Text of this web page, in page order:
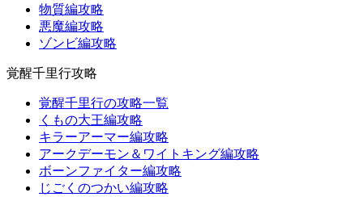
物質編攻略
悪魔編攻略
ゾンビ編攻略
覚醒千里行攻略
覚醒千里行の攻略一覧
くもの大王編攻略
キラーアーマー編攻略
アークデーモン＆ワイトキング編攻略
ボーンファイター編攻略
じごくのつかい編攻略